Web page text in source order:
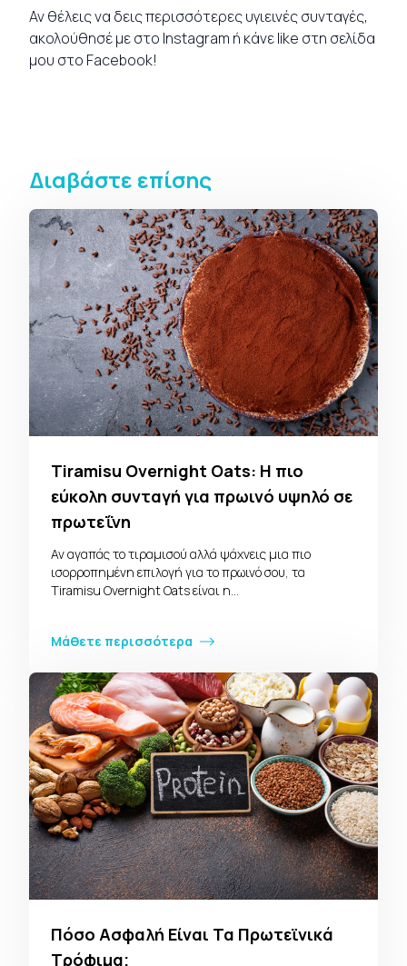
Αν θέλεις να δεις περισσότερες υγιεινέςσυνταγές,
ακολούθησέ με στο Instagram ή κάνε like στη σελίδα
μου στο Facebook!
Διαβάστε επίσης
Tiramisu Overnight Oats: Η πιο
εύκολη συνταγή για πρωινό υψηλό σε
πρωτεΐνη
Αν αγαπάς το τιραμισού αλλά ψάχνεις μια πιο
ισορροπημένη επιλογή για το πρωινό σου, τα
Tiramisu Overnight Oats είναι η…
Μάθετε περισσότερα
Πόσο Ασφαλή Είναι Τα Πρωτεϊνικά
Τρόφιμα;